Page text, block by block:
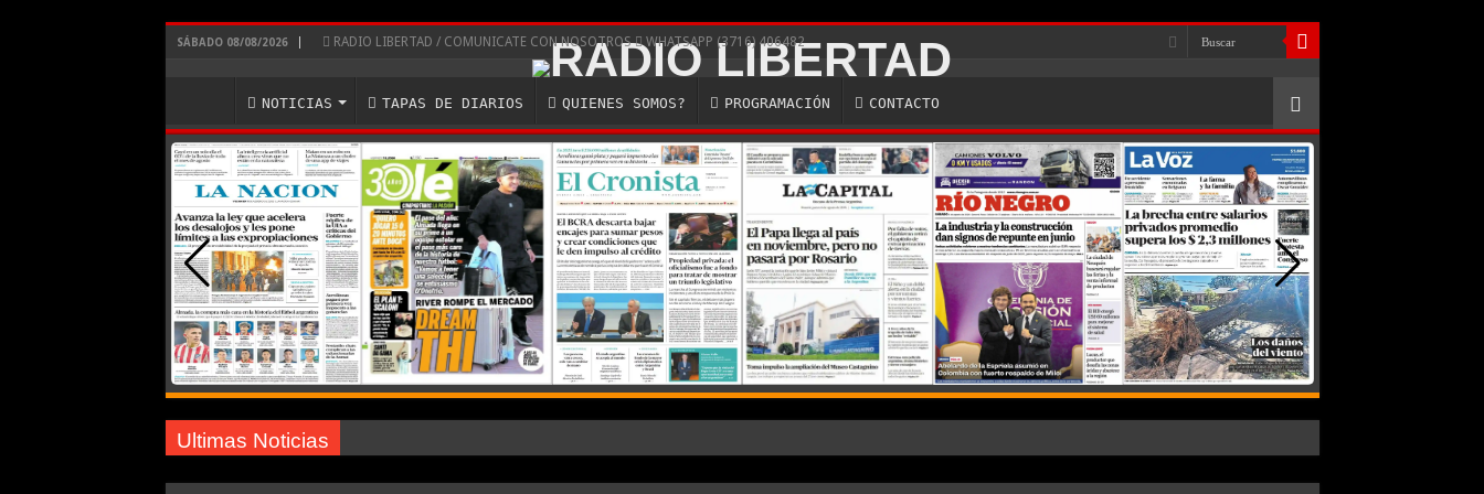
SÁBADO 08/08/2026 RADIO LIBERTAD / COMUNICATE CON NOSOTROS WHATSAPP (3716) 406482
NOTICIAS TAPAS DE DIARIOS QUIENES SOMOS? PROGRAMACIÓN CONTACTO
Ultimas Noticias